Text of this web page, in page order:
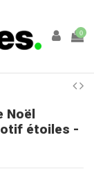
0
Noël
étoiles -